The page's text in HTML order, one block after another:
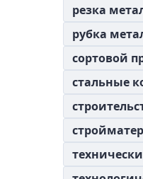
резка
рубка
сортовой
стальные